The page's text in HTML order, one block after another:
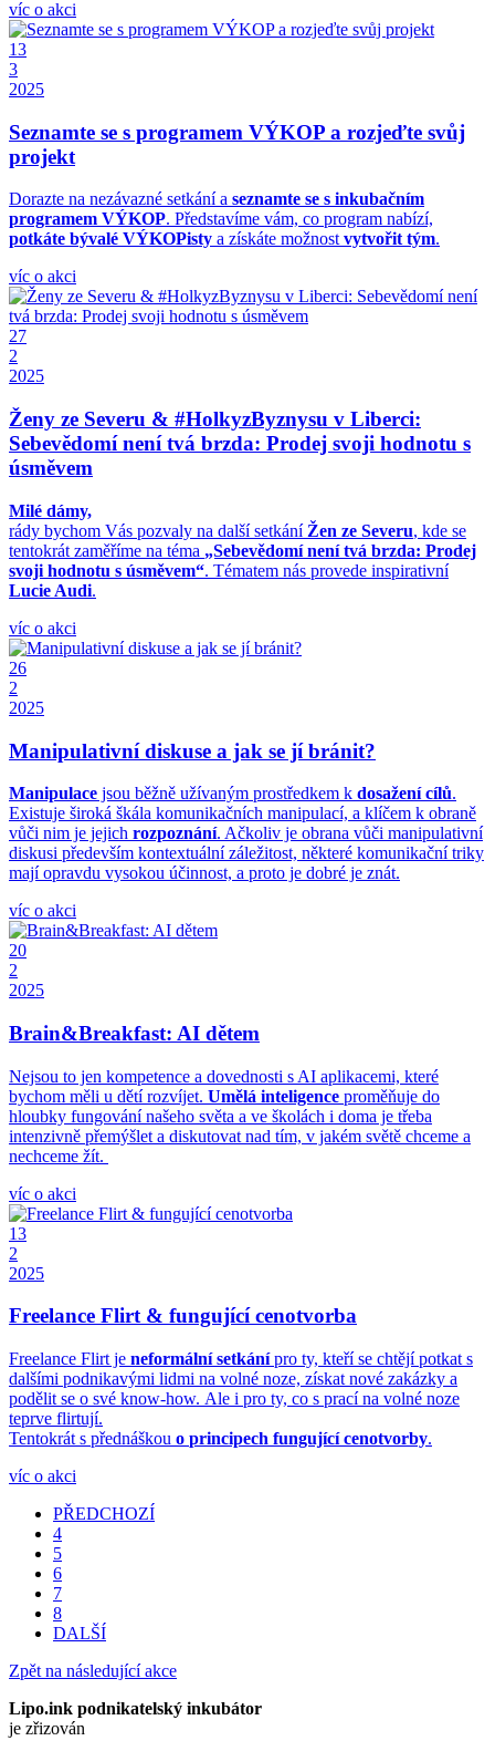
víc o akci
13
3
2025
Seznamte se s programem VÝKOP a rozjeďte svůj
projekt
Dorazte na nezávazné setkání a seznamte se s inkubačním
programem VÝKOP. Představíme vám, co program nabízí,
potkáte bývalé VÝKOPisty a získáte možnostvytvořit tým.
víc o akci
27
2
2025
Ženy ze Severu & #HolkyzByznysu v Liberci:
Sebevědomí není tvá brzda: Prodej svoji hodnotu s
úsměvem
Milé dámy,
rády bychom Vás pozvaly na další setkání Žen ze Severu, kde se
tentokrát zaměříme na téma „Sebevědomí není tvá brzda: Prodej
svoji hodnotu s úsměvem“. Tématem nás provede inspirativní
Lucie Audi.
víc o akci
26
2
2025
Manipulativní diskuse a jak se jí bránit?
Manipulace jsou běžně užívaným prostředkem k dosažení cílů.
Existuje široká škála komunikačních manipulací, a klíčem k obraně
vůči nim je jejich rozpoznání. Ačkoliv je obrana vůči manipulativní
diskusi především kontextuální záležitost, některé komunikační triky
mají opravdu vysokou účinnost, a proto je dobré je znát.
víc o akci
20
2
2025
Brain&Breakfast: AI dětem
Nejsou to jen kompetence a dovednosti s AI aplikacemi, které
bychom měli u dětí rozvíjet. Umělá inteligence proměňuje do
hloubky fungování našeho světa a ve školách i doma je třeba
intenzivně přemýšlet a diskutovat nad tím, v jakém světě chceme a
nechceme žít.
víc o akci
13
2
2025
Freelance Flirt & fungující cenotvorba
Freelance Flirt je neformální setkánípro ty, kteří se chtějí potkat s
dalšími podnikavými lidmi na volné noze, získat nové zakázky a
podělit se o své know-how. Ale i pro ty, co s prací na volné noze
teprve flirtují.
Tentokrát s přednáškou o principech fungující cenotvorby.
víc o akci
PŘEDCHOZÍ
4
5
6
7
8
DALŠÍ
Zpět na následující akce
Lipo.ink podnikatelský inkubátor
je zřizován